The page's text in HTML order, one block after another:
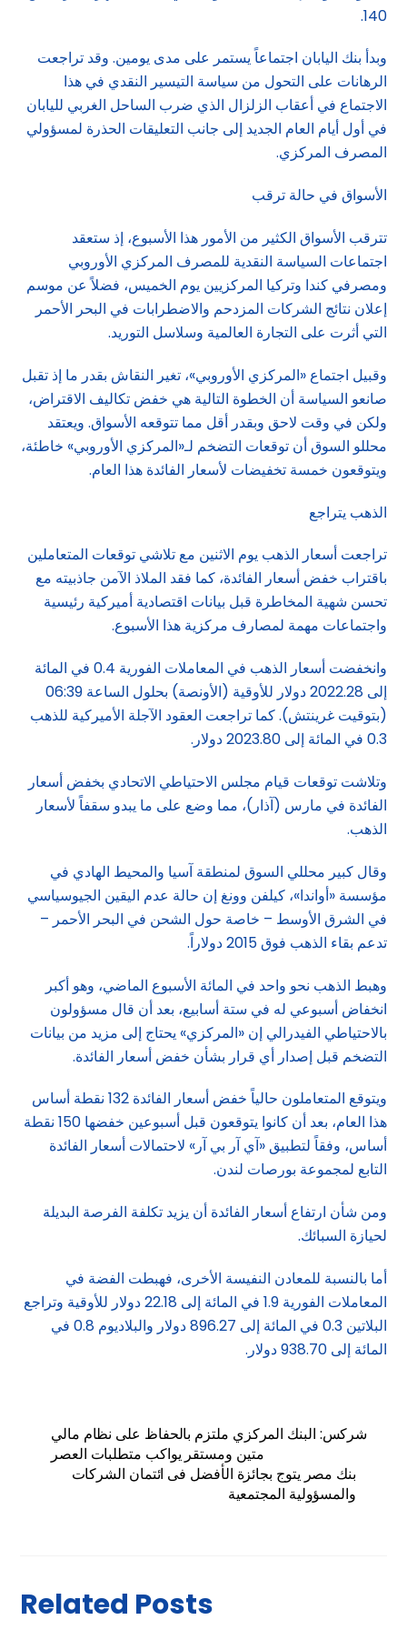
140.
وبدأ بنك اليابان اجتماعاً يستمر على مدى يومين. وقد تراجعت
الرهانات على التحول من سياسة التيسير النقدي في هذا
الاجتماع في أعقاب الزلزال الذي ضرب الساحل الغربي لليابان
في أول أيام العام الجديد إلى جانب التعليقات الحذرة لمسؤولي
المصرف المركزي.
الأسواق في حالة ترقب
تترقب الأسواق الكثير من الأمور هذا الأسبوع، إذ ستعقد
اجتماعات السياسة النقدية للمصرف المركزي الأوروبي
ومصرفي كندا وتركيا المركزيين يوم الخميس، فضلاً عن موسم
إعلان نتائج الشركات المزدحم والاضطرابات في البحر الأحمر
التي أثرت على التجارة العالمية وسلاسل التوريد.
وقبيل اجتماع «المركزي الأوروبي»، تغير النقاش بقدر ما إذ تقبل
صانعو السياسة أن الخطوة التالية هي خفض تكاليف الاقتراض،
ولكن في وقت لاحق وبقدر أقل مما تتوقعه الأسواق. ويعتقد
محللو السوق أن توقعات التضخم لـ«المركزي الأوروبي» خاطئة،
ويتوقعون خمسة تخفيضات لأسعار الفائدة هذا العام.
الذهب يتراجع
تراجعت أسعار الذهب يوم الاثنين مع تلاشي توقعات المتعاملين
باقتراب خفض أسعار الفائدة، كما فقد الملاذ الآمن جاذبيته مع
تحسن شهية المخاطرة قبل بيانات اقتصادية أميركية رئيسية
واجتماعات مهمة لمصارف مركزية هذا الأسبوع.
وانخفضت أسعار الذهب في المعاملات الفورية 0.4 في المائة
إلى 2022.28 دولار للأوقية (الأونصة) بحلول الساعة 06:39
(بتوقيت غرينتش). كما تراجعت العقود الآجلة الأميركية للذهب
0.3 في المائة إلى 2023.80 دولار.
وتلاشت توقعات قيام مجلس الاحتياطي الاتحادي بخفض أسعار
الفائدة في مارس (آذار)، مما وضع على ما يبدو سقفاً لأسعار
الذهب.
وقال كبير محللي السوق لمنطقة آسيا والمحيط الهادي في
مؤسسة «أواندا»، كيلفن وونغ إن حالة عدم اليقين الجيوسياسي
في الشرق الأوسط – خاصة حول الشحن في البحر الأحمر –
تدعم بقاء الذهب فوق 2015 دولاراً.
وهبط الذهب نحو واحد في المائة الأسبوع الماضي، وهو أكبر
انخفاض أسبوعي له في ستة أسابيع، بعد أن قال مسؤولون
بالاحتياطي الفيدرالي إن «المركزي» يحتاج إلى مزيد من بيانات
التضخم قبل إصدار أي قرار بشأن خفض أسعار الفائدة.
ويتوقع المتعاملون حالياً خفض أسعار الفائدة 132 نقطة أساس
هذا العام، بعد أن كانوا يتوقعون قبل أسبوعين خفضها 150 نقطة
أساس، وفقاً لتطبيق «آي آر بي آر» لاحتمالات أسعار الفائدة
التابع لمجموعة بورصات لندن.
ومن شأن ارتفاع أسعار الفائدة أن يزيد تكلفة الفرصة البديلة
لحيازة السبائك.
أما بالنسبة للمعادن النفيسة الأخرى، فهبطت الفضة في
المعاملات الفورية 1.9 في المائة إلى 22.18 دولار للأوقية وتراجع
البلاتين 0.3 في المائة إلى 896.27 دولار والبلاديوم 0.8 في
المائة إلى 938.70 دولار.
شركس: البنك المركزي ملتزم بالحفاظ على نظام مالي
متين ومستقر يواكب متطلبات العصر
بنك مصر يتوج بجائزة الأفضل فى ائتمان الشركات
والمسؤولية المجتمعية
Related Posts